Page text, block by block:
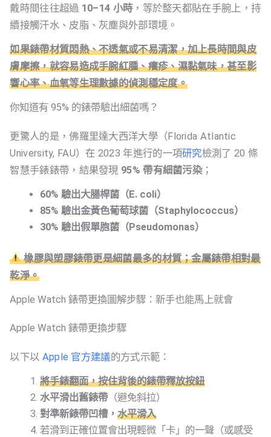
戴時間往往超過 10–14 小時，等於整天都貼在手腕上，持
續接觸汗水、皮脂、灰塵與外部環境。
如果錶帶材質悶熱、不透氣或不易清潔，加上長時間與皮
膚摩擦，就容易造成手腕紅腫、癢疹、濕黏氣味，甚至影
響心率、血氧等生理數據的偵測穩定度。
你知道有 95% 的錶帶驗出細菌嗎？
更驚人的是，佛羅里達大西洋大學（Florida Atlantic
University, FAU）在 2023 年進行的一項研究檢測了 20 條
智慧手錶錶帶，結果發現 95% 帶有細菌污染；
60% 驗出大腸桿菌（E. coli）
85% 驗出金黃色葡萄球菌（Staphylococcus）
30% 驗出假單胞菌（Pseudomonas）
橡膠與塑膠錶帶更是細菌最多的材質；金屬錶帶相對最
乾淨。
Apple Watch 錶帶更換圖解步驟：新手也能馬上就會
Apple Watch 錶帶更換步驟
以下以 Apple 官方建議的方式示範：
將手錶翻面，按住背後的錶帶釋放按鈕
水平滑出舊錶帶（避免斜拉）
對準新錶帶凹槽， 水平滑入
若滑到正確位置會出現輕微「卡」的一聲（或感受